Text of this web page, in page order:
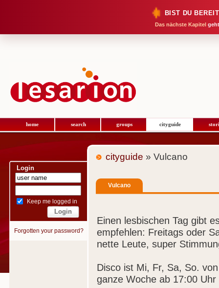
BIST DU
Das nächste Kapitel
home search groups cityguide
Login
Keep me logged in
Forgotten your password?
cityguide » Vulcano
Vulcano
Einen lesbischen Tag gibt
empfehlen: Freitags oder
nette Leute, super
Disco ist Mi, Fr, Sa, So.
ganze Woche ab 17:00 Uhr